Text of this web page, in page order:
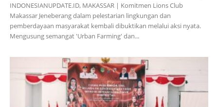
INDONESIANUPDATE.ID, MAKASSAR | Komitmen Lions Club
Makassar Jeneberang dalam pelestarian lingkungan dan
pemberdayaan masyarakat kembali dibuktikan melalui aksi nyata.
Mengusung semangat 'Urban Farming' dan...